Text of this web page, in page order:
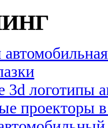
3d логотипы
проекторы